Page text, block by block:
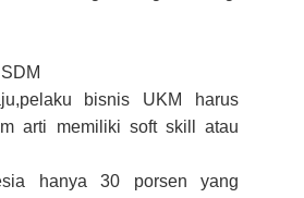
bisnis UKM harus
arti memiliki soft skill atau
hanya 30 porsen yang